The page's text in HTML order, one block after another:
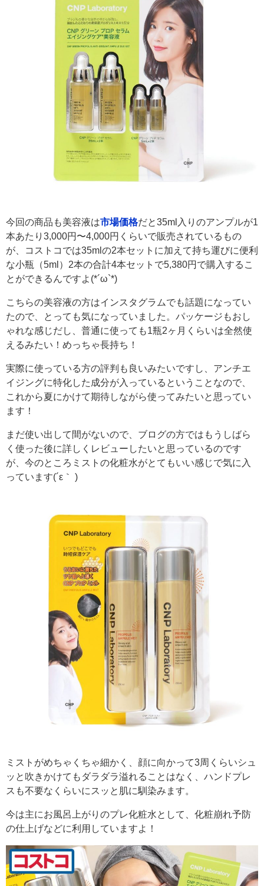
今回の商品も美容液は市場価格だと35ml入りのアンプルが1
本あたり3,000円〜4,000円くらいで販売されているもの
が、コストコでは35mlの2本セットに加えて持ち運びに便利
な小瓶（5ml）2本の合計4本セットで5,380円で購入するこ
とができるんですよ(*´ω`*)
こちらの美容液の方はインスタグラムでも話題になってい
たので、とっても気になっていました。パッケージもおし
ゃれな感じだし、普通に使っても1瓶2ヶ月くらいは全然使
えるみたい！めっちゃ長持ち！
実際に使っている方の評判も良いみたいですし、アンチエ
イジングに特化した成分が入っているということなので、
これから夏にかけて期待しながら使ってみたいと思ってい
ます！
まだ使い出して間がないので、ブログの方ではもうしばら
く使った後に詳しくレビューしたいと思っているのです
が、今のところミストの化粧水がとてもいい感じで気に入
っています(´ε｀ )
ミストがめちゃくちゃ細かく、顔に向かって3周くらいシュ
ッと吹きかけてもダラダラ溢れることはなく、ハンドプレ
スも不要なくらいにスッと肌に馴染みます。
今は主にお風呂上がりのプレ化粧水として、化粧崩れ予防
の仕上げなどに利用していますよ！